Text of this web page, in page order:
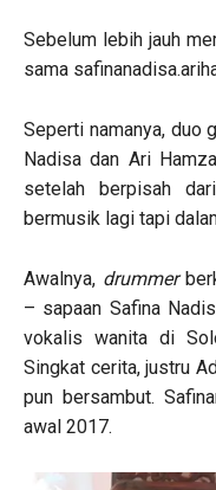
Sebelum lebih jauh
sama
Seperti namanya, duo
Nadisa dan Ari
setelah berpisah
bermusik lagi tapi
Awalnya, drummer
– sapaan Safina
vokalis wanita di
Singkat cerita, justru
pun bersambut.
awal 2017.